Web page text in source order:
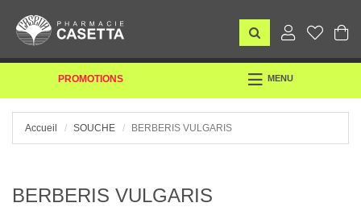
PROMOTIONS
TOGGLE
MENU
Accueil SOUCHE BERBERIS VULGARIS
BERBERIS VULGARIS